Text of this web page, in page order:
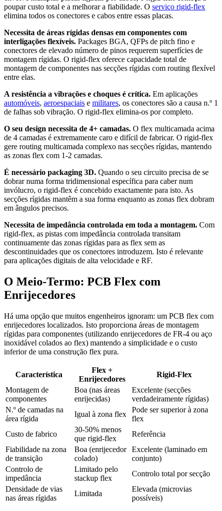
poupar custo total e a melhorar a fiabilidade. O serviço rigid-flex
elimina todos os conectores e cabos entre essas placas.
Necessita de áreas rígidas densas em componentes com
interligações flexíveis. Packages BGA, QFPs de pitch fino e
conectores de elevado número de pinos requerem superfícies de
montagem rígidas. O rigid-flex oferece capacidade total de
montagem de componentes nas secções rígidas com routing flexível
entre elas.
A resistência a vibrações e choques é crítica. Em aplicações
automóveis, aeroespaciais e militares, os conectores são a causa n.º 1
de falhas sob vibração. O rigid-flex elimina-os por completo.
O seu design necessita de 4+ camadas. O flex multicamada acima
de 4 camadas é extremamente caro e difícil de fabricar. O rigid-flex
gere routing multicamada complexo nas secções rígidas, mantendo
as zonas flex com 1-2 camadas.
É necessário packaging 3D. Quando o seu circuito precisa de se
dobrar numa forma tridimensional específica para caber num
invólucro, o rigid-flex é concebido exactamente para isto. As
secções rígidas mantêm a sua forma enquanto as zonas flex dobram
em ângulos precisos.
Necessita de impedância controlada em toda a montagem. Com
rigid-flex, as pistas com impedância controlada transitam
continuamente das zonas rígidas para as flex sem as
descontinuidades que os conectores introduzem. Isto é relevante
para aplicações digitais de alta velocidade e RF.
O Meio-Termo: PCB Flex com
Enrijecedores
Há uma opção que muitos engenheiros ignoram: um PCB flex com
enrijecedores localizados. Isto proporciona áreas de montagem
rígidas para componentes (utilizando enrijecedores de FR-4 ou aço
inoxidável colados ao flex) mantendo a simplicidade e o custo
inferior de uma construção flex pura.
Característica
Flex +
Enrijecedores
Rigid-Flex
Montagem de
componentes
Boa (nas áreas
enrijecidas)
Excelente (secções
verdadeiramente rígidas)
N.º de camadas na
área rígida
Igual à zona flex
Pode ser superior à zona
flex
Custo de fabrico
30-50% menos
que rigid-flex
Referência
Fiabilidade na zona
de transição
Boa (enrijecedor
colado)
Excelente (laminado em
conjunto)
Controlo de
impedância
Limitado pelo
stackup flex
Controlo total por secção
Densidade de vias
nas áreas rígidas
Limitada
Elevada (microvias
possíveis)